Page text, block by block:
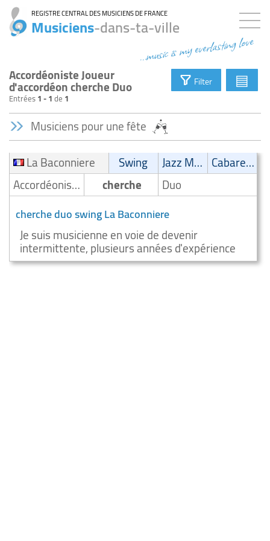
REGISTRE CENTRAL DES MUSICIENS DE FRANCE
Musiciens-dans-ta-ville
...music is my everlasting love
Accordéoniste Joueur
d'accordéon cherche Duo
Entrées1 - 1de 1
Filter ▤
Musiciens pour une fête
La Baconniere
Swing Jazz Manouche
Cabaret/Variétés
Accordéoniste/Joueur d'accordéon
cherche Duo
cherche duo swing La Baconniere
Je suis musicienne en voie de devenir
intermittente, plusieurs années d'expérience